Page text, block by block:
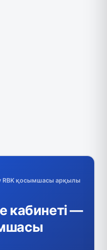
RBK қосымшасы арқылы
кабинеті —